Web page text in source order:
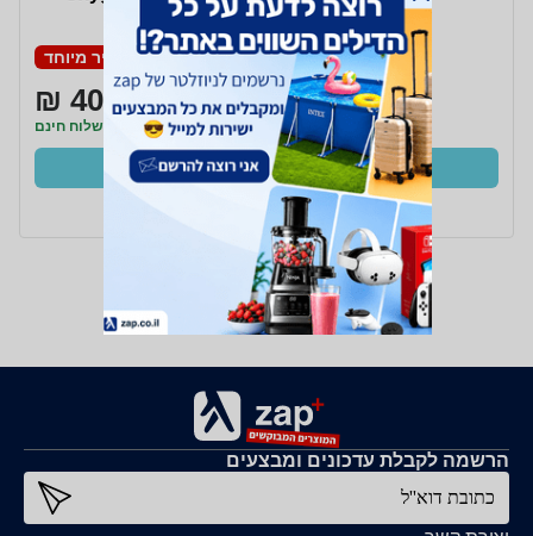
מחיר מיוחד
400 ₪
משלוח חינם
קנו עכשיו
ב- Zap
הרשמה לקבלת עדכונים ומבצעים
כתובת דוא''ל